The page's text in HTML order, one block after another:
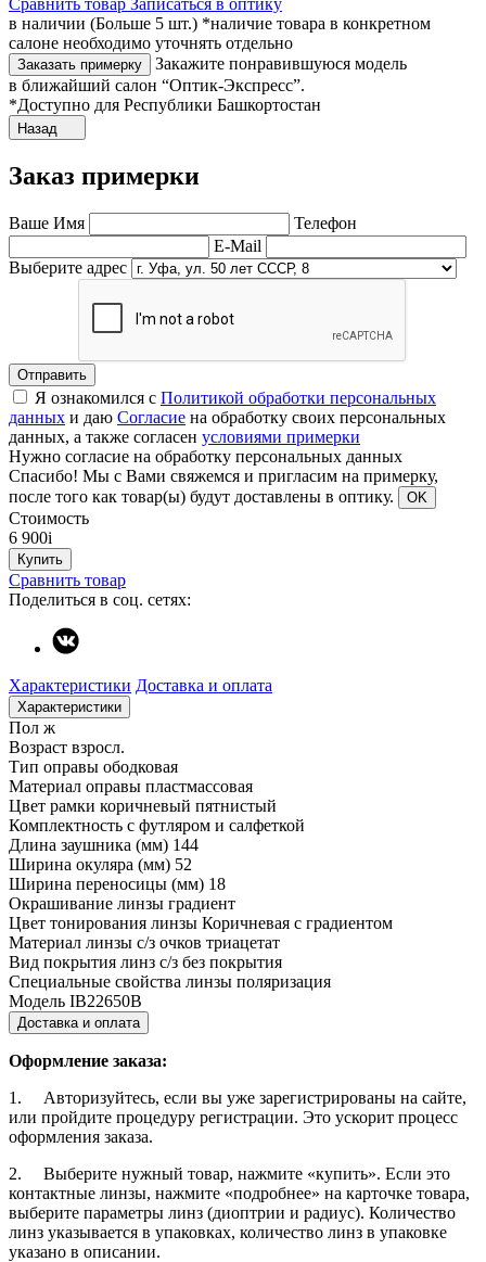
в наличии (Больше 5 шт.) *наличие товара в конкретном
салоне необходимо уточнять отдельно
Заказать примерку
Закажите понравившуюся модель
в ближайший салон “Оптик-Экспресс”.
*Доступно для Республики Башкортостан
Назад
Заказ примерки
Ваше Имя
Телефон
E-Mail
Выберите адрес
Отправить
Я ознакомился с Политикой обработки персональных
данных и даю Согласие на обработку своих персональных
данных, а также согласен условиями примерки
Нужно согласие на обработку персональных данных
Спасибо! Мы с Вами свяжемся и пригласим на примерку,
после того как товар(ы) будут доставлены в оптику.
OK
Стоимость
6 900i
Купить
Сравнить товар
Поделиться в соц. сетях:
Характеристики Доставка и оплата
Характеристики
Пол ж
Возраст взросл.
Тип оправы ободковая
Материал оправы пластмассовая
Цвет рамки коричневый пятнистый
Комплектность с футляром и салфеткой
Длина заушника (мм) 144
Ширина окуляра (мм) 52
Ширина переносицы (мм) 18
Окрашивание линзы градиент
Цвет тонирования линзы Коричневая с градиентом
Материал линзы с/з очков триацетат
Вид покрытия линз с/з без покрытия
Специальные свойства линзы поляризация
Модель IB22650B
Доставка и оплата
Оформление заказа:
1. Авторизуйтесь, если вы уже зарегистрированы на сайте,
или пройдите процедуру регистрации. Это ускорит процесс
оформления заказа.
2. Выберите нужный товар, нажмите «купить». Если это
контактные линзы, нажмите «подробнее» на карточке товара,
выберите параметры линз (диоптрии и радиус). Количество
линз указывается в упаковках, количество линз в упаковке
указано в описании.